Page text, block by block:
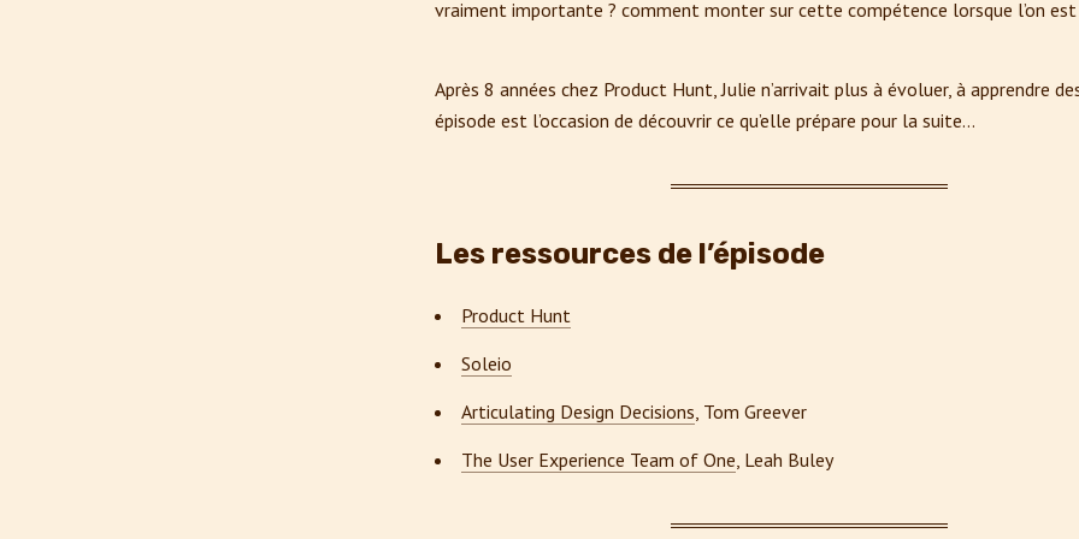
vraiment importante ? comment monter sur cette compétence lorsque l’on est
Après 8 années chez Product Hunt, Julie n’arrivait plus à évoluer, à apprendre
épisode est l’occasion de découvrir ce qu’elle prépare pour la suite…
Les ressources de l’épisode
Product Hunt
Soleio
Articulating Design Decisions, Tom Greever
The User Experience Team of One, Leah Buley